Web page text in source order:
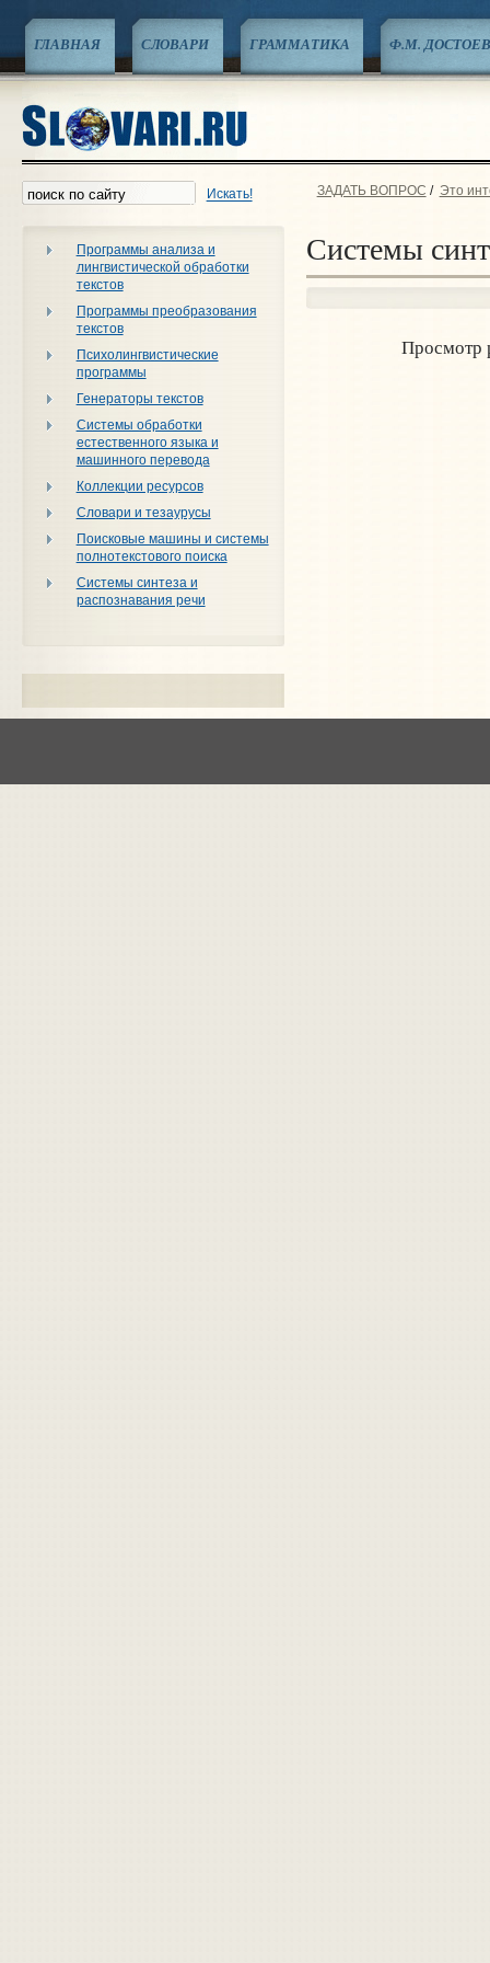
ГЛАВНАЯ СЛОВАРИ ГРАММАТИКА Ф.М.
Искать!
Программы анализа и
лингвистической обработки
текстов
Программы преобразования
текстов
Психолингвистические
программы
Генераторы текстов
Системы обработки
естественного языка и
машинного перевода
Коллекции ресурсов
Словари и тезаурусы
Поисковые машины и системы
полнотекстового поиска
Системы синтеза и
распознавания речи
ЗАДАТЬ ВОПРОС / Это
Системы
Просмотр